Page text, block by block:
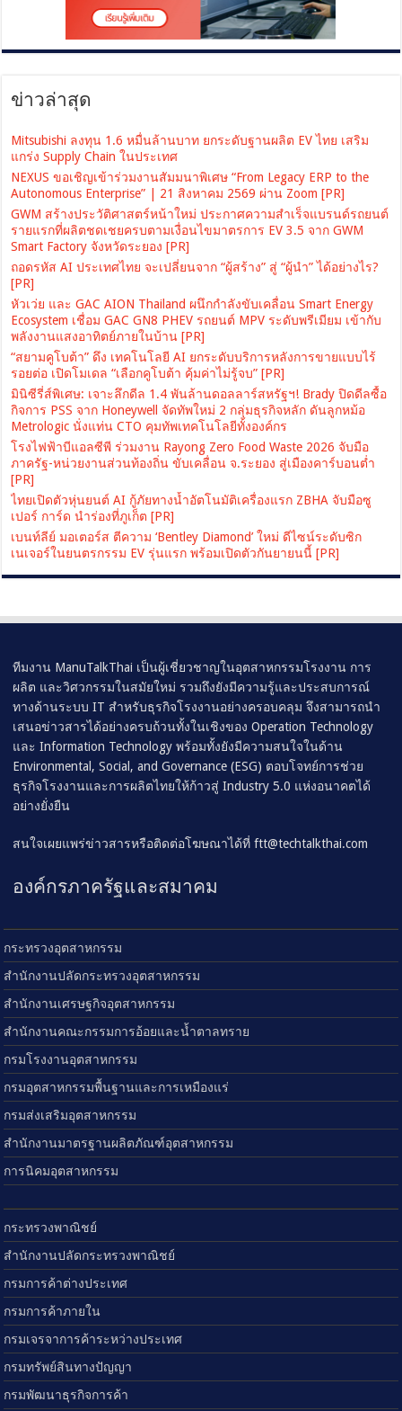
ข่าวล่าสุด
Mitsubishi ลงทุน 1.6 หมื่นล้านบาท ยกระดับฐานผลิต EV ไทย เสริม
แกร่ง Supply Chain ในประเทศ
NEXUS ขอเชิญเข้าร่วมงานสัมมนาพิเศษ “From Legacy ERP to the
Autonomous Enterprise” | 21 สิงหาคม 2569 ผ่าน Zoom [PR]
GWM สร้างประวัติศาสตร์หน้าใหม่ ประกาศความสำเร็จแบรนด์รถยนต์
รายแรกที่ผลิตชดเชยครบตามเงื่อนไขมาตรการ EV 3.5 จาก GWM
Smart Factory จังหวัดระยอง [PR]
ถอดรหัส AI ประเทศไทย จะเปลี่ยนจาก “ผู้สร้าง” สู่ “ผู้นำ” ได้อย่างไร?
[PR]
หัวเว่ย และ GAC AION Thailand ผนึกกำลังขับเคลื่อน Smart Energy
Ecosystem เชื่อม GAC GN8 PHEV รถยนต์ MPV ระดับพรีเมียม เข้ากับ
พลังงานแสงอาทิตย์ภายในบ้าน [PR]
“สยามคูโบต้า” ดึง เทคโนโลยี AI ยกระดับบริการหลังการขายแบบไร้
รอยต่อ เปิดโมเดล “เลือกคูโบต้า คุ้มค่าไม่รู้จบ” [PR]
มินิซีรี่ส์พิเศษ: เจาะลึกดีล 1.4 พันล้านดอลลาร์สหรัฐฯ! Brady ปิดดีลซื้อ
กิจการ PSS จาก Honeywell จัดทัพใหม่ 2 กลุ่มธุรกิจหลัก ดันลูกหม้อ
Metrologic นั่งแท่น CTO คุมทัพเทคโนโลยีทั้งองค์กร
โรงไฟฟ้าบีแอลซีพี ร่วมงาน Rayong Zero Food Waste 2026 จับมือ
ภาครัฐ-หน่วยงานส่วนท้องถิ่น ขับเคลื่อน จ.ระยอง สู่เมืองคาร์บอนต่ำ
[PR]
ไทยเปิดตัวหุ่นยนต์ AI กู้ภัยทางน้ำอัตโนมัติเครื่องแรก ZBHA จับมือซู
เปอร์ การ์ด นำร่องที่ภูเก็ต [PR]
เบนท์ลีย์ มอเตอร์ส ตีความ ‘Bentley Diamond’ ใหม่ ดีไซน์ระดับซิก
เนเจอร์ในยนตรกรรม EV รุ่นแรก พร้อมเปิดตัวกันยายนนี้ [PR]
ทีมงาน ManuTalkThai เป็นผู้เชี่ยวชาญในอุตสาหกรรมโรงงาน การ
ผลิต และวิศวกรรมในสมัยใหม่ รวมถึงยังมีความรู้และประสบการณ์
ทางด้านระบบ IT สำหรับธุรกิจโรงงานอย่างครอบคลุม จึงสามารถนำ
เสนอข่าวสารได้อย่างครบถ้วนทั้งในเชิงของ Operation Technology
และ Information Technology พร้อมทั้งยังมีความสนใจในด้าน
Environmental, Social, and Governance (ESG) ตอบโจทย์การช่วย
ธุรกิจโรงงานและการผลิตไทยให้ก้าวสู่ Industry 5.0 แห่งอนาคตได้
อย่างยั่งยืน
สนใจเผยแพร่ข่าวสารหรือติดต่อโฆษณาได้ที่ftt@techtalkthai.com
องค์กรภาครัฐและสมาคม
กระทรวงอุตสาหกรรม
สำนักงานปลัดกระทรวงอุตสาหกรรม
สำนักงานเศรษฐกิจอุตสาหกรรม
สำนักงานคณะกรรมการอ้อยและน้ำตาลทราย
กรมโรงงานอุตสาหกรรม
กรมอุตสาหกรรมพื้นฐานและการเหมืองแร่
กรมส่งเสริมอุตสาหกรรม
สำนักงานมาตรฐานผลิตภัณฑ์อุตสาหกรรม
การนิคมอุตสาหกรรม
กระทรวงพาณิชย์
สำนักงานปลัดกระทรวงพาณิชย์
กรมการค้าต่างประเทศ
กรมการค้าภายใน
กรมเจรจาการค้าระหว่างประเทศ
กรมทรัพย์สินทางปัญญา
กรมพัฒนาธุรกิจการค้า